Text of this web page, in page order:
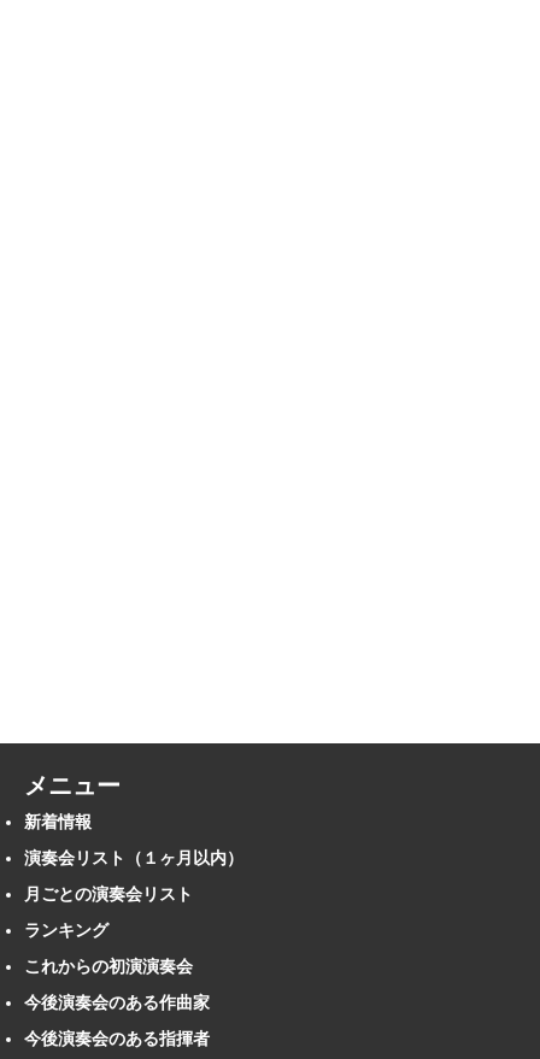
メニュー
新着情報
演奏会リスト（１ヶ月以内）
月ごとの演奏会リスト
ランキング
これからの初演演奏会
今後演奏会のある作曲家
今後演奏会のある指揮者